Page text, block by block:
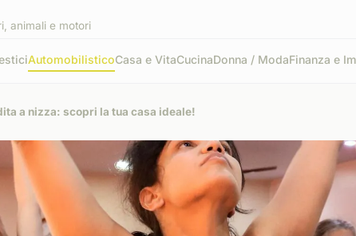
animali e motori
AutomobilisticoCasa e VitaCucinaDonna / ModaFinanza e
a nizza: scopri la tua casa ideale!